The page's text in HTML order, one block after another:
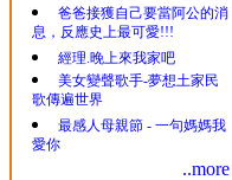
爸爸接獲自己要當阿公的消
息，反應史上最可愛!!!
經理.晚上來我家吧
美女變聲歌手-夢想土家民
歌傳遍世界
最感人母親節 - 一句媽媽我
愛你
..more